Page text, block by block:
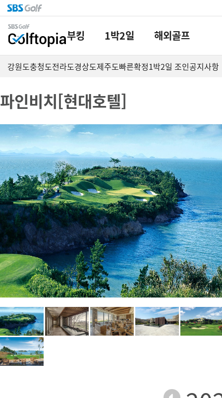
부킹 1박2일 해외골프
강원도충청도전라도경상도제주도빠른확정1박2일 조인공지사항
파인비치[현대호텔]